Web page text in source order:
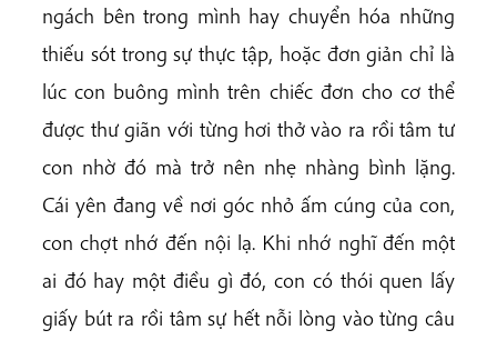
ngách bên trong mình hay chuyển hóa những
thiếu sót trong sự thực tập, hoặc đơn giản chỉ là
lúc con buông mình trên chiếc đơn cho cơ thể
được thư giãn với từng hơi thở vào ra rồi tâm tư
con nhờ đó mà trở nên nhẹ nhàng bình lặng.
Cái yên đang về nơi góc nhỏ ấm cúng của con,
con chợt nhớ đến nội lạ. Khi nhớ nghĩ đến một
ai đó hay một điều gì đó, con có thói quen lấy
giấy bút ra rồi tâm sự hết nỗi lòng vào từng câu